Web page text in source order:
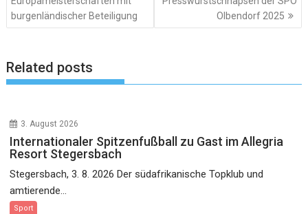
burgenländischer Beteiligung
Olbendorf 2025
Related posts
3. August 2026
Internationaler Spitzenfußball zu Gast im Allegria
Resort Stegersbach
Stegersbach, 3. 8. 2026 Der südafrikanische Topklub und
amtierende...
Sport